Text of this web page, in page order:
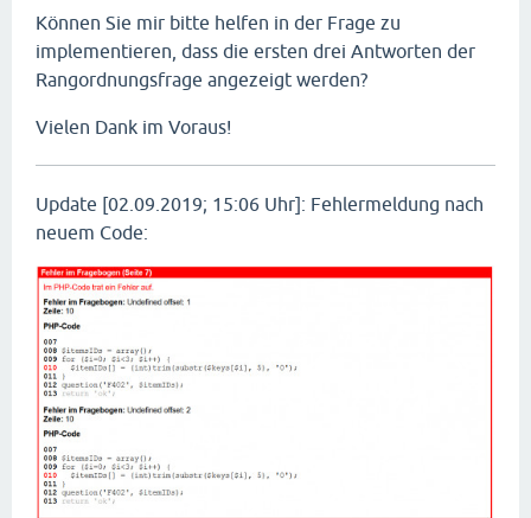
Können Sie mir bitte helfen in der Frage zu
implementieren, dass die ersten drei Antworten der
Rangordnungsfrage angezeigt werden?
Vielen Dank im Voraus!
Update [02.09.2019; 15:06 Uhr]: Fehlermeldung nach
neuem Code: